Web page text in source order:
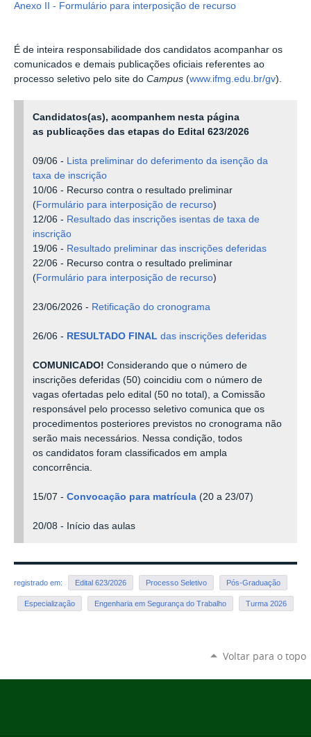
Anexo II - Formulário para interposição de recurso
É de inteira responsabilidade dos candidatos acompanhar os
comunicados e demais publicações oficiais referentes ao
processo seletivo pelo site do Campus (www.ifmg.edu.br/gv).
Candidatos(as), acompanhem nesta página
as publicações das etapas do Edital 623/2026
09/06- Lista preliminar do deferimento da isenção da
taxa de inscrição
10/06 - Recurso contra o resultado preliminar
(Formulário para interposição de recurso)
12/06 - Resultado das inscrições isentas de taxa de
inscrição
19/06 - Resultado preliminar das inscrições deferidas
22/06 - Recurso contra o resultado preliminar
(Formulário para interposição de recurso)
23/06/2026 - Retificação do cronograma
26/06 - RESULTADO FINAL das inscrições deferidas
COMUNICADO! Considerando queo número de
inscrições deferidas (50) coincidiu com o número de
vagas ofertadas pelo edital (50 no total), a Comissão
responsável pelo processo seletivo comunica que os
procedimentos posteriores previstos no cronograma não
serão mais necessários. Nessa condição, todos
oscandidatos foram classificados em ampla
concorrência.
15/07 -Convocação para matrícula (20 a 23/07)
20/08 - Início das aulas
registrado em: Edital 623/2026 Processo Seletivo Pós-Graduação
Especialização Engenharia em Segurança do Trabalho Turma 2026
Voltar para o topo